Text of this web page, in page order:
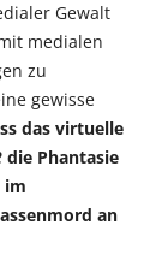
Gewalt
medialen
zu
gewisse
das virtuelle
die Phantasie
im
an